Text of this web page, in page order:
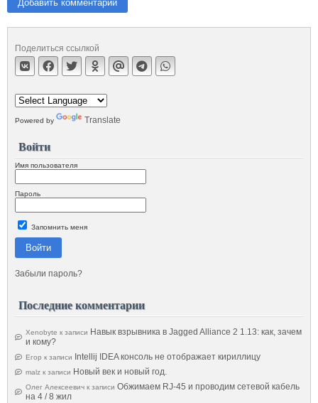
Добавить комментарий
Поделиться ссылкой
Powered by Translate
Войти
Имя пользователя
Пароль
Запомнить меня
Войти
Забыли пароль?
Последние комментарии
Xenobyte к записи Навык взрывника в Jagged Alliance 2 1.13: как, зачем
и кому?
Егор к записи Intellij IDEA консоль не отображает кириллицу
malz к записи Новый век и новый год.
Олег Алексеевич к записи Обжимаем RJ-45 и проводим сетевой кабель
на 4 / 8 жил